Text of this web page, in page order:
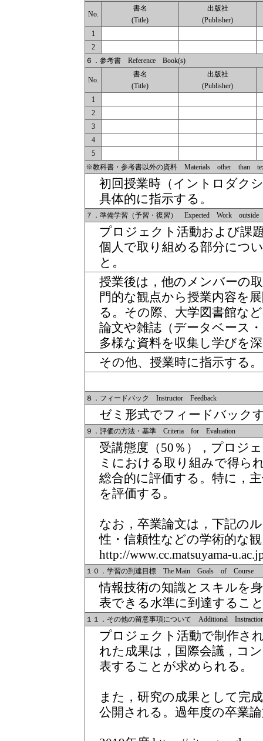
No.
書名
(Title)
出版社
(Publisher)
1
2
６．参考書 Reference Book(s)
No.
書名
(Title)
出版社
(Publisher)
1
2
3
4
5
※教科書・参考書以外の資料 Materials other than
初回授業時（イントロダク
具体的に指示する。
７．準備学習（予習・復習） Expected Work
プロジェクト活動および課
個人で取り組める部分につ
と。
授業後は，他のメンバーの
門的な観点から授業内容を
る。その際、大学図書館な
論文や雑誌（データベース
多様な資料を収集し学びを
その他、授業時に指示する。
８．フィードバック Instructor Feedback
ゼミ形式でフィードバック
９．評価の方法・基準 Criteria for Evaluation
受講態度（50％），プロジ
ミにおける取り組みで得ら
総合的に評価する。特に，
を評価する。
なお，卒業論文は，下記の
性・信頼性などの学術的な
http://www.cc.matsuyama-
１０．学習の到達目標 The Main Goals of Course
情報技術の知識とスキルを
表できる水準に到達するこ
１１．その他の留意事項について Additional
プロジェクト活動で制作さ
れた成果は，国際会議，コ
表することが求められる。
また，研究の成果として完
公開される。過年度の卒業